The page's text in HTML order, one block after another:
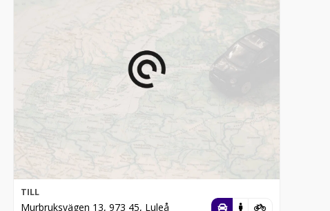
TILL
Murbruksvägen 13, 973 45, Luleå